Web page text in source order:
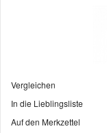
Vergleichen
In die Lieblingsliste
Auf den Merkzettel